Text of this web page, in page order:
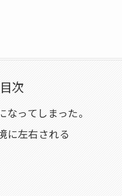
目次
ってしまった。
に左右される